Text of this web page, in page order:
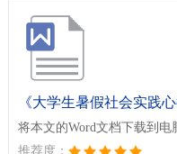
《大学生暑假社会实践
将本文的Word文档下载到电
推荐度：